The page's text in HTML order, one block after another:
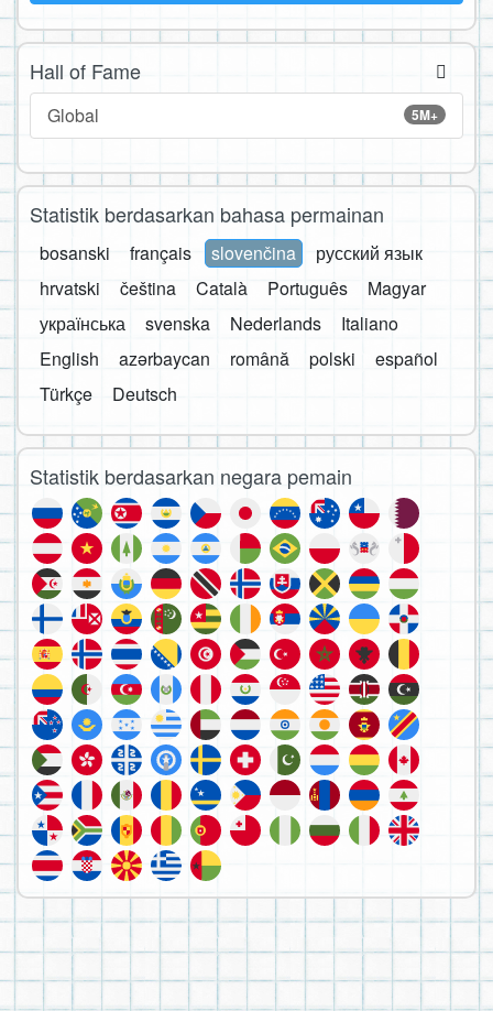
Hall of Fame
5M+
Global
Statistik berdasarkan bahasa permainan
bosanski français slovenčina
русский язык
hrvatski
čeština Català Português
Magyar
українська
svenska Nederlands
Italiano
English
azərbaycan română polski
español
Türkçe
Deutsch
Statistik berdasarkan negara pemain